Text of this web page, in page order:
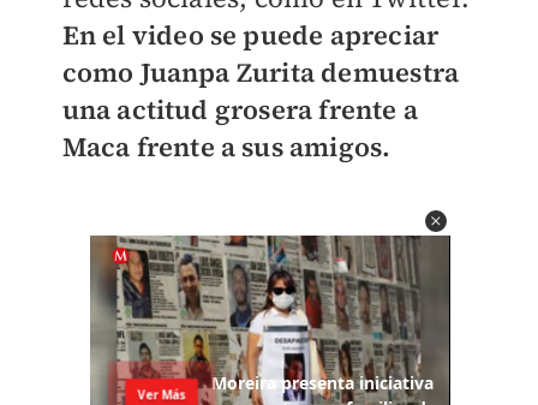
En el video se puede apreciar
como Juanpa Zurita demuestra
una actitud grosera frente a
Maca frente a sus amigos.